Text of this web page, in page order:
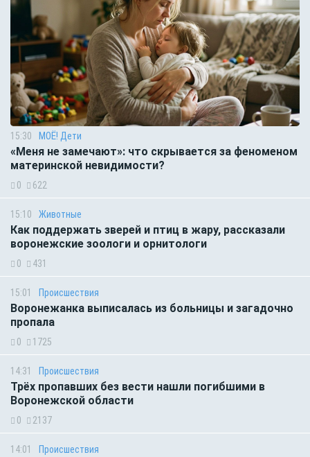
15:30 МОЁ! Дети
«Меня не замечают»: что скрывается за феноменом
материнской невидимости?
0 622
15:10 Животные
Как поддержать зверей и птиц в жару, рассказали
воронежские зоологи и орнитологи
0 431
15:01 Происшествия
Воронежанка выписалась из больницы и загадочно
пропала
0 1725
14:31 Происшествия
Трёх пропавших без вести нашли погибшими в
Воронежской области
0 2137
14:01 Происшествия